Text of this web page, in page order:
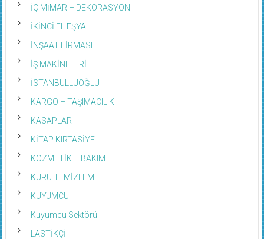
İÇ MİMAR – DEKORASYON
İKİNCİ EL EŞYA
İNŞAAT FİRMASI
İŞ MAKİNELERİ
İSTANBULLUOĞLU
KARGO – TAŞIMACILIK
KASAPLAR
KİTAP KIRTASİYE
KOZMETİK – BAKIM
KURU TEMİZLEME
KUYUMCU
Kuyumcu Sektörü
LASTİKÇİ